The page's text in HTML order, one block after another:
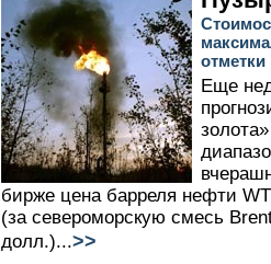
отметки
Еще
бирже цена барреля нефти
(за североморскую смесь
долл.)...>>